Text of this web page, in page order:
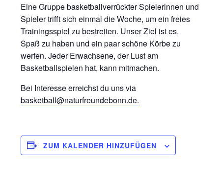
Eine Gruppe basketballverrückter Spielerinnen und
Spieler trifft sich einmal die Woche, um ein freies
Trainingsspiel zu bestreiten. Unser Ziel ist es,
Spaß zu haben und ein paar schöne Körbe zu
werfen. Jeder Erwachsene, der Lust am
Basketballspielen hat, kann mitmachen.
Bei Interesse erreichst du uns via
basketball@naturfreundebonn.de.
ZUM KALENDER HINZUFÜGEN